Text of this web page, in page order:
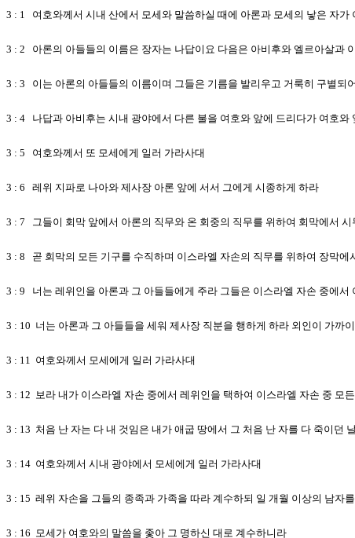
3 : 1 여호와께서 시내 산에서 모세와 말씀하실 때에 아론과 모세의 낳은 자가
3 : 2 아론의 아들들의 이름은 장자는 나답이요 다음은 아비후와 엘르아살과
3 : 3 이는 아론의 아들들의 이름이며 그들은 기름을 발리우고 거룩히 구별되
3 : 4 나답과 아비후는 시내 광야에서 다른 불을 여호와 앞에 드리다가 여호
3 : 5 여호와께서 또 모세에게 일러 가라사대
3 : 6 레위 지파로 나아와 제사장 아론 앞에 서서 그에게 시종하게 하라
3 : 7 그들이 회막 앞에서 아론의 직무와 온 회중의 직무를 위하여 회막에서 시
3 : 8 곧 회막의 모든 기구를 수직하며 이스라엘 자손의 직무를 위하여 장막에
3 : 9 너는 레위인을 아론과 그 아들들에게 주라 그들은 이스라엘 자손 중에서
3 : 10 너는 아론과 그 아들들을 세워 제사장 직분을 행하게 하라 외인이 가까
3 : 11 여호와께서 모세에게 일러 가라사대
3 : 12 보라 내가 이스라엘 자손 중에서 레위인을 택하여 이스라엘 자손 중 모
3 : 13 처음 난 자는 다 내 것임은 내가 애굽 땅에서 그 처음 난 자를 다 죽이던
3 : 14 여호와께서 시내 광야에서 모세에게 일러 가라사대
3 : 15 레위 자손을 그들의 종족과 가족을 따라 계수하되 일 개월 이상의 남자
3 : 16 모세가 여호와의 말씀을 좇아 그 명하신 대로 계수하니라